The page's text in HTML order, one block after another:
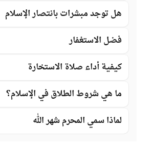
هل توجد مبشرات بانتصار الإسلام
فضل الاستغفار
كيفية أداء صلاة الاستخارة
ما هي شروط الطلاق في الإسلام؟
لماذا سمي المحرم شهر الله